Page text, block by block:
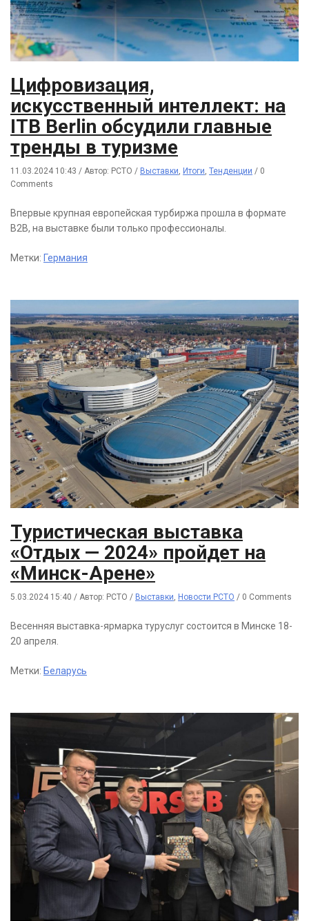
Цифровизация,
искусственный интеллект: на
ITB Berlin обсудили главные
тренды в туризме
11.03.2024 10:43 / Автор: РСТО / Выставки Итоги Тенденции / 0
Comments
Впервые крупная европейская турбиржа прошла в формате
В2В, на выставке были только профессионалы.
Метки: Германия
Туристическая выставка
«Отдых — 2024» пройдет на
«Минск-Арене»
5.03.2024 15:40 / Автор: РСТО / Выставки, Новости РСТО / 0 Comments
Весенняя выставка-ярмарка туруслуг состоится в Минске 18-
20 апреля.
Метки: Беларусь